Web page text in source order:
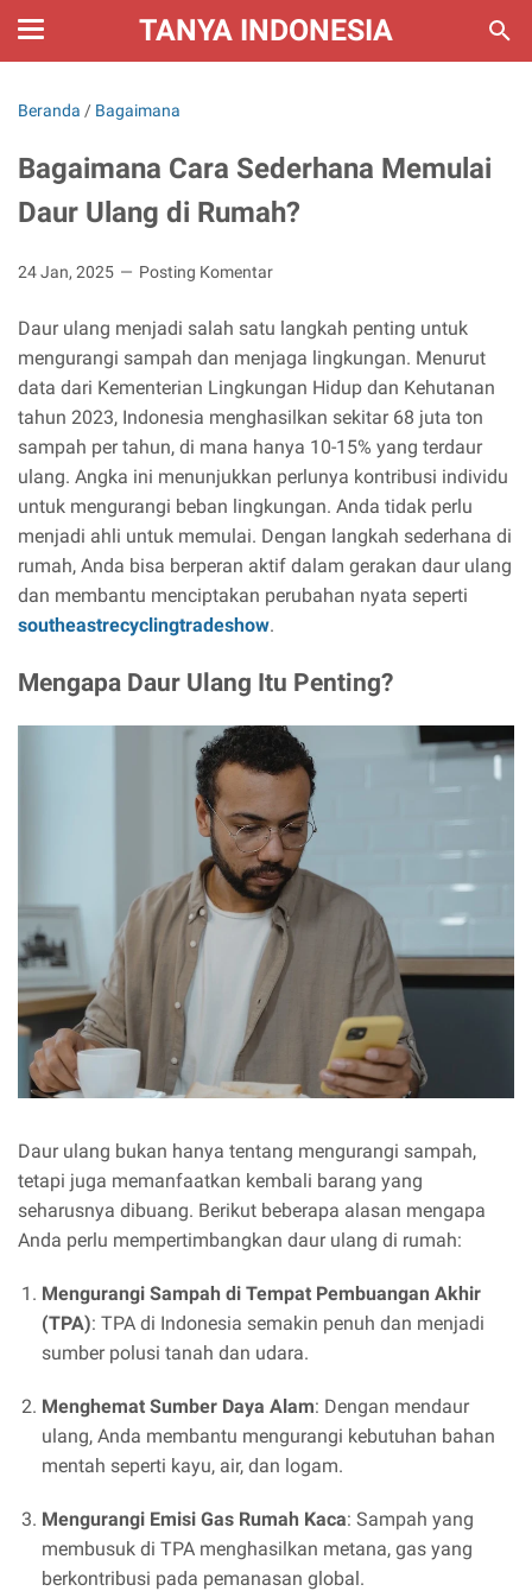
TANYA INDONESIA
Beranda / Bagaimana
Bagaimana Cara Sederhana Memulai
Daur Ulang di Rumah?
24 Jan, 2025 Posting Komentar
Daur ulang menjadi salah satu langkah penting untuk
mengurangi sampah dan menjaga lingkungan. Menurut
data dari Kementerian Lingkungan Hidup dan Kehutanan
tahun 2023, Indonesia menghasilkan sekitar 68 juta ton
sampah per tahun, di mana hanya 10-15% yang terdaur
ulang. Angka ini menunjukkan perlunya kontribusi individu
untuk mengurangi beban lingkungan. Anda tidak perlu
menjadi ahli untuk memulai. Dengan langkah sederhana di
rumah, Anda bisa berperan aktif dalam gerakan daur ulang
dan membantu menciptakan perubahan nyata seperti
southeastrecyclingtradeshow.
Mengapa Daur Ulang Itu Penting?
Daur ulang bukan hanya tentang mengurangi sampah,
tetapi juga memanfaatkan kembali barang yang
seharusnya dibuang. Berikut beberapa alasan mengapa
Anda perlu mempertimbangkan daur ulang di rumah:
Mengurangi Sampah di Tempat Pembuangan Akhir
(TPA): TPA di Indonesia semakin penuh dan menjadi
sumber polusi tanah dan udara.
Menghemat Sumber Daya Alam: Dengan mendaur
ulang, Anda membantu mengurangi kebutuhan bahan
mentah seperti kayu, air, dan logam.
Mengurangi Emisi Gas Rumah Kaca: Sampah yang
membusuk di TPA menghasilkan metana, gas yang
berkontribusi pada pemanasan global.